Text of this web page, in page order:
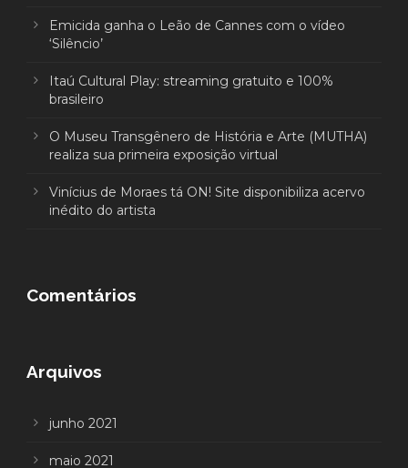
Emicida ganha o Leão de Cannes com o vídeo
‘Silêncio’
Itaú Cultural Play: streaming gratuito e 100%
brasileiro
O Museu Transgênero de História e Arte (MUTHA)
realiza sua primeira exposição virtual
Vinícius de Moraes tá ON! Site disponibiliza acervo
inédito do artista
Comentários
Arquivos
junho 2021
maio 2021